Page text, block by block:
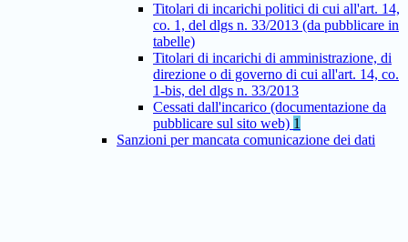
Titolari di incarichi politici di cui all'art. 14,
co. 1, del dlgs n. 33/2013 (da pubblicare in
tabelle)
Titolari di incarichi di amministrazione, di
direzione o di governo di cui all'art. 14, co.
1-bis, del dlgs n. 33/2013
Cessati dall'incarico (documentazione da
pubblicare sul sito web) 1
Sanzioni per mancata comunicazione dei dati